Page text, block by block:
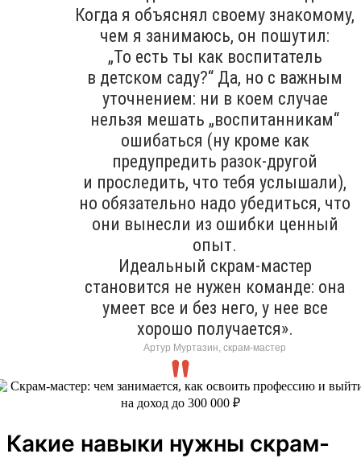
Когда я объяснял своему знакомому,
чем я занимаюсь, он пошутил:
„То есть ты как воспитатель
в детском саду?“ Да, но с важным
уточнением: ни в коем случае
нельзя мешать „воспитанникам“
ошибаться (ну кроме как
предупредить разок-другой
и проследить, что тебя услышали),
но обязательно надо убедиться, что
они вынесли из ошибки ценный
опыт.
Идеальный скрам-мастер
становится не нужен команде: она
умеет все и без него, у нее все
хорошо получается».
Артур Муртазин, скрам-мастер
Какие навыки нужны скрам-